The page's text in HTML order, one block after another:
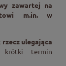
zawartej na
m.in. w
rzecz ulegająca
termin